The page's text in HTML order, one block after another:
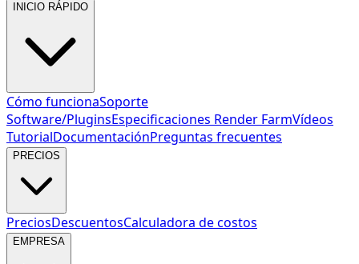
INICIO RÁPIDO
Cómo funcionaSoporte
Software/PluginsEspecificaciones Render FarmVídeos
TutorialDocumentaciónPreguntas frecuentes
PRECIOS
PreciosDescuentosCalculadora de costos
EMPRESA